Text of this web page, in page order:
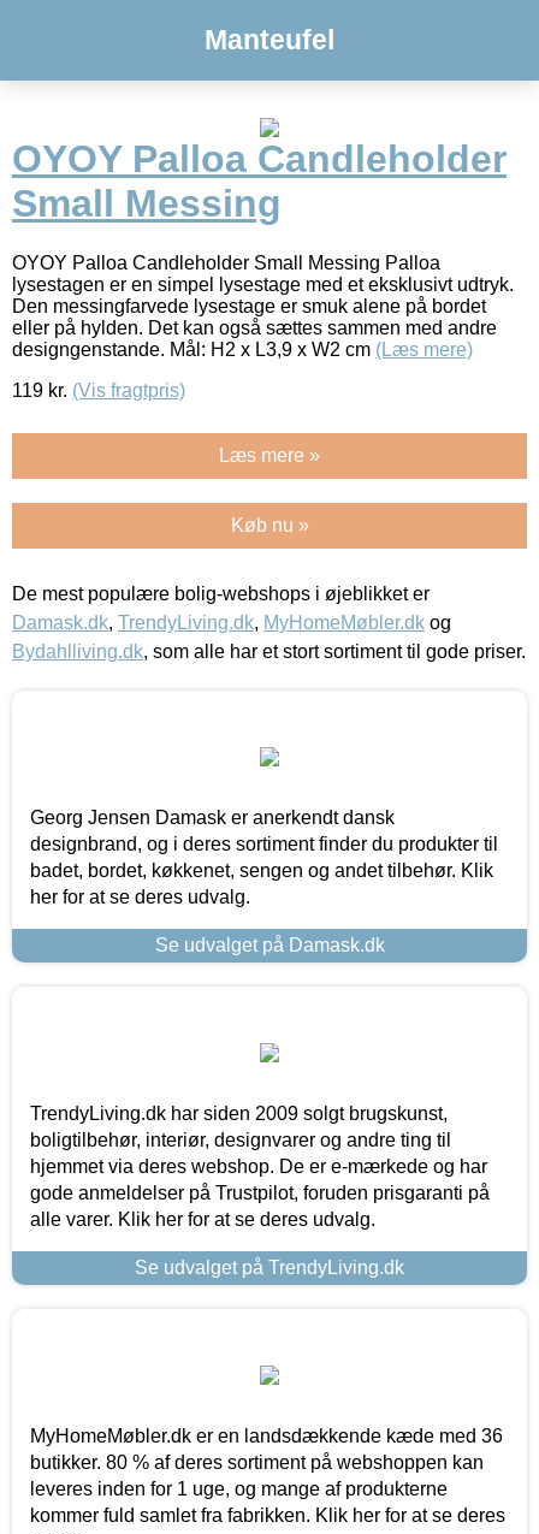
Manteufel
OYOY Palloa Candleholder
Small Messing
OYOY Palloa Candleholder Small Messing Palloa
lysestagen er en simpel lysestage med et eksklusivt udtryk.
Den messingfarvede lysestage er smuk alene på bordet
eller på hylden. Det kan også sættes sammen med andre
designgenstande. Mål: H2 x L3,9 x W2 cm (Læs mere)
119 kr. (Vis fragtpris)
Læs mere »
Køb nu »
De mest populære bolig-webshops i øjeblikket er
Damask.dk, TrendyLiving.dk, MyHomeMøbler.dk og
Bydahlliving.dk, som alle har et stort sortiment til gode priser.
Georg Jensen Damask er anerkendt dansk
designbrand, og i deres sortiment finder du produkter til
badet, bordet, køkkenet, sengen og andet tilbehør. Klik
her for at se deres udvalg.
Se udvalget på Damask.dk
TrendyLiving.dk har siden 2009 solgt brugskunst,
boligtilbehør, interiør, designvarer og andre ting til
hjemmet via deres webshop. De er e-mærkede og har
gode anmeldelser på Trustpilot, foruden prisgaranti på
alle varer. Klik her for at se deres udvalg.
Se udvalget på TrendyLiving.dk
MyHomeMøbler.dk er en landsdækkende kæde med 36
butikker. 80 % af deres sortiment på webshoppen kan
leveres inden for 1 uge, og mange af produkterne
kommer fuld samlet fra fabrikken. Klik her for at se deres